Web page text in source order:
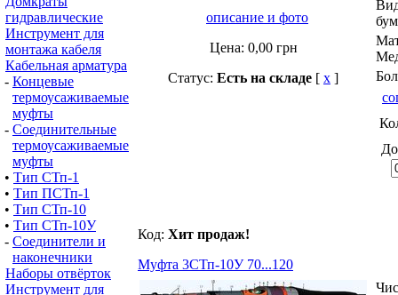
гидравлические
Инструмент для
монтажа кабеля
Кабельная арматура
- Концевые
термоусаживаемые
муфты
- Соединительные
термоусаживаемые
муфты
• Тип СТп-1
• Тип ПСТп-1
• Тип СТп-10
• Тип СТп-10У
- Соединители и
наконечники
Наборы отвёрток
Инструмент для
описание и фото
Цена: 0,00грн
Статус: Есть на складе [ x ]
Код: Хит продаж!
Муфта 3СТп-10У 70...120